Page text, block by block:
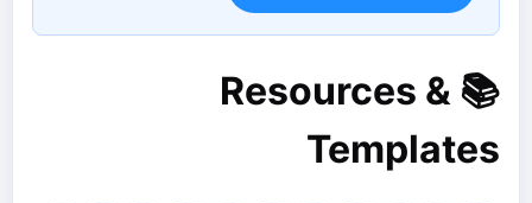
📚 Resources &
Templates